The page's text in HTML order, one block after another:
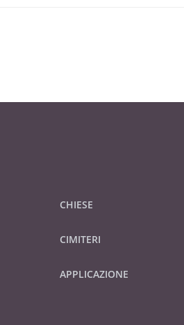
CHIESE
CIMITERI
APPLICAZIONE